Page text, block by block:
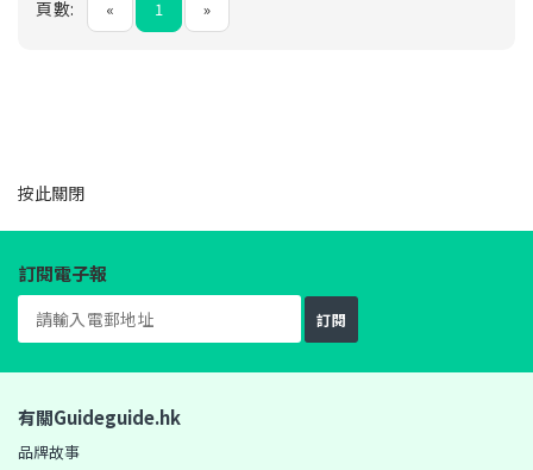
頁數: « 1 »
按此關閉
訂閱電子報
訂閱
有關Guideguide.hk
品牌故事